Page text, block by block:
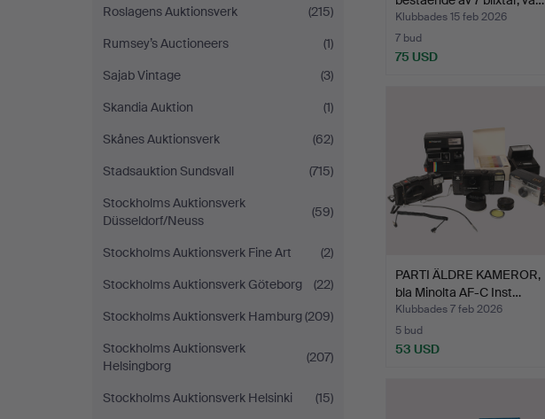
Roslagens Auktionsverk
(215)
Rumsey’s Auctioneers
(1)
Sajab Vintage
(3)
Skandia Auktion
(1)
Skånes Auktionsverk
(62)
Stadsauktion Sundsvall
(715)
Stockholms Auktionsverk
Düsseldorf/Neuss
(59)
Stockholms Auktionsverk Fine Art
(2)
Stockholms Auktionsverk Göteborg
(22)
Stockholms Auktionsverk Hamburg(209)
Stockholms Auktionsverk
Helsingborg
(207)
Stockholms Auktionsverk Helsinki
(15)
Klubbades 15 feb 2026
7 bud
75 USD
PARTI ÄLDRE KAMEROR,
bla Minolta AF-C Inst…
Klubbades 7 feb 2026
5 bud
53 USD